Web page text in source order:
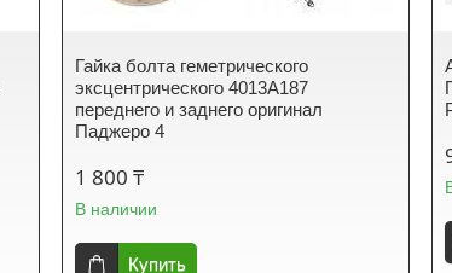
Гайка болта геметрического
эксцентрического 4013A187
переднего и заднего оригинал
Паджеро 4
1 800 ₸
В наличии
Купить